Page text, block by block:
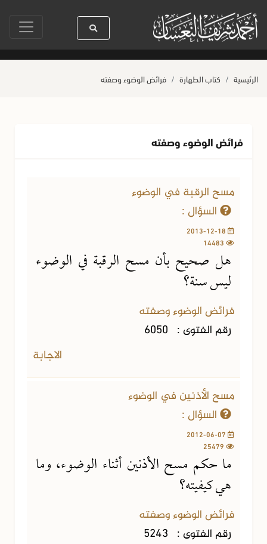
سيدنا رسول الله ﷺ كله رحمة صلاة آخر أربعاء من صفر حياة القلوب
الرئيسية كتاب الطهارة فرائض الوضوء وصفته
فرائض الوضوء وصفته
مسح الرقبة في الوضوء
السؤال :
هل صحيح بأن مسح الرقبة في الوضوء
ليس سنة؟
فرائض الوضوء وصفته
رقم الفتوى : 6050
الاجابة
مسح الأذنين في الوضوء
السؤال :
ما حكم مسح الأذنين أثناء الوضوء، وما
هي كيفيته؟
فرائض الوضوء وصفته
رقم الفتوى : 5243